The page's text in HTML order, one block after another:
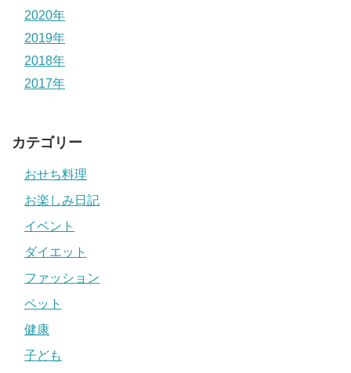
2020年
2019年
2018年
2017年
カテゴリー
おせち料理
お楽しみ日記
イベント
ダイエット
ファッション
ペット
健康
子ども